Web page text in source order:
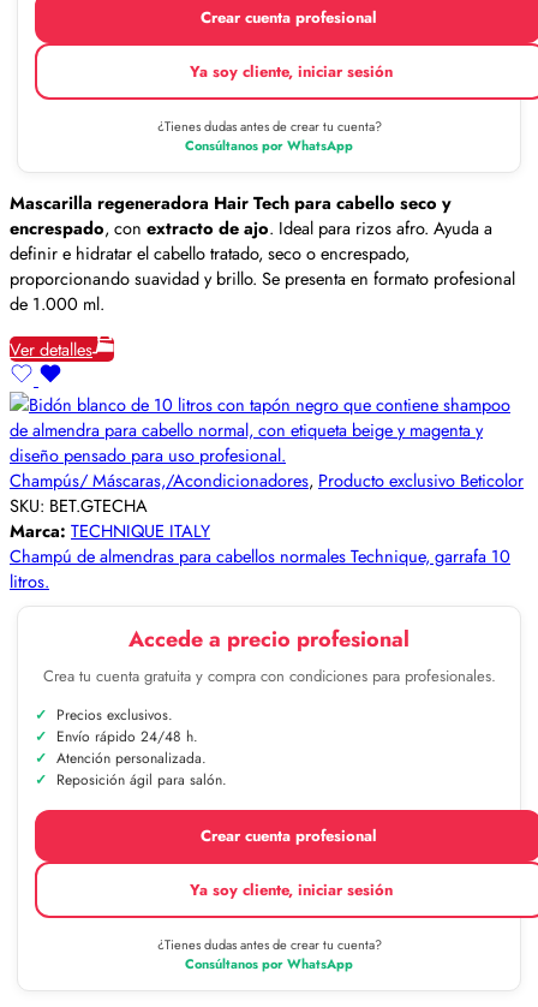
Crear cuenta profesional
Ya soy cliente, iniciar sesión
¿Tienes dudas antes de crear tu cuenta?
Consúltanos por WhatsApp
Mascarilla regeneradora Hair Tech para cabello seco y
encrespado, con extracto de ajo. Ideal para rizos afro. Ayuda a
definir e hidratar el cabello tratado, seco o encrespado,
proporcionando suavidad y brillo. Se presenta en formato profesional
de 1.000 ml.
Ver detalles
Champús/ Máscaras,/Acondicionadores, Producto exclusivo Beticolor
SKU: BET.GTECHA
Marca: TECHNIQUE ITALY
Champú de almendras para cabellos normales Technique, garrafa 10
litros.
Accede a precio profesional
Crea tu cuenta gratuita y compra con condiciones para profesionales.
Precios exclusivos.
Envío rápido 24/48 h.
Atención personalizada.
Reposición ágil para salón.
Crear cuenta profesional
Ya soy cliente, iniciar sesión
¿Tienes dudas antes de crear tu cuenta?
Consúltanos por WhatsApp